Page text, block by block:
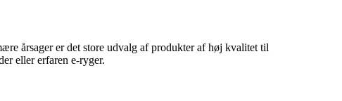
årsager er det store udvalg af produkter af høj kvalitet til
eller erfaren e-ryger.